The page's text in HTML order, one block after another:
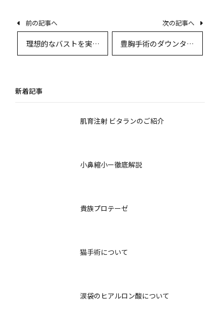
前の記事へ
理想的なバストを実現
するための豊胸術―ダ
次の記事へ
豊胸手術のダウンタイ
ムと回復期間を徹底解
新着記事
肌育注射 ビタランのご紹介
小鼻縮小ー徹底解説
貴族プロテーゼ
猫手術について
涙袋のヒアルロン酸について